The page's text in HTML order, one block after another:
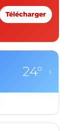
Télécharger
24° ›